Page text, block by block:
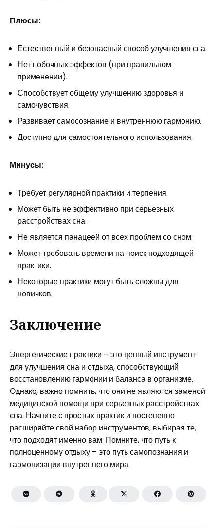
Плюсы:
Естественный и безопасный способ улучшения сна.
Нет побочных эффектов (при правильном
применении).
Способствует общему улучшению здоровья и
самочувствия.
Развивает самосознание и внутреннюю гармонию.
Доступно для самостоятельного использования.
Минусы:
Требует регулярной практики и терпения.
Может быть не эффективно при серьезных
расстройствах сна.
Не является панацеей от всех проблем со сном.
Может требовать времени на поиск подходящей
практики.
Некоторые практики могут быть сложны для
новичков.
Заключение
Энергетические практики – это ценный инструмент
для улучшения сна и отдыха, способствующий
восстановлению гармонии и баланса в организме.
Однако, важно помнить, что они не являются заменой
медицинской помощи при серьезных расстройствах
сна. Начните с простых практик и постепенно
расширяйте свой набор инструментов, выбирая те,
что подходят именно вам. Помните, что путь к
полноценному отдыху – это путь самопознания и
гармонизации внутреннего мира.